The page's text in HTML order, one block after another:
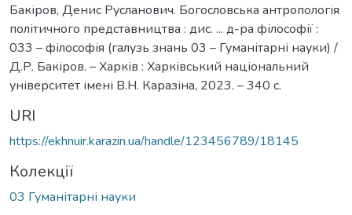
Бакіров, Денис Русланович. Богословська антропологія
політичного представництва : дис. ... д-ра філософії :
033 – філософія (галузь знань 03 – Гуманітарні науки) /
Д.Р. Бакіров. – Харків : Харківський національний
університет імені В.Н. Каразіна, 2023. – 340 с.
URI
https://ekhnuir.karazin.ua/handle/123456789/18145
Колекції
03 Гуманітарні науки